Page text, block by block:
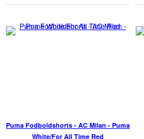
Puma Fodboldshorts - AC Milan - Puma
White/For All Time Red